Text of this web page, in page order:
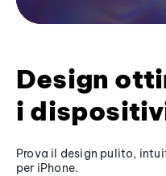
Design
i
Prova il design pulito,
per iPhone.